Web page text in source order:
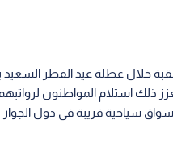
خلال عطلة عيد الفطر السعيد
يعزز ذلك استلام المواطنون
سياحية قريبة في دول الجوار